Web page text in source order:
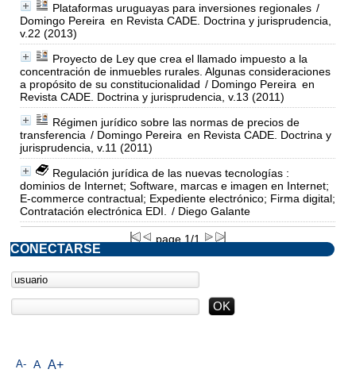
Plataformas uruguayas para inversiones regionales /
Domingo Pereira en Revista CADE. Doctrina y jurisprudencia,
v.22 (2013)
Proyecto de Ley que crea el llamado impuesto a la
concentración de inmuebles rurales. Algunas consideraciones
a propósito de su constitucionalidad / Domingo Pereira en
Revista CADE. Doctrina y jurisprudencia, v.13 (2011)
Régimen jurídico sobre las normas de precios de
transferencia / Domingo Pereira en Revista CADE. Doctrina y
jurisprudencia, v.11 (2011)
Regulación jurídica de las nuevas tecnologías :
dominios de Internet; Software, marcas e imagen en Internet;
E-commerce contractual; Expediente electrónico; Firma digital;
Contratación electrónica EDI.
/ Diego Galante
page 1/1
A- A A+
CONECTARSE